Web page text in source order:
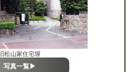
旧松山家住宅塀
写真一覧▶